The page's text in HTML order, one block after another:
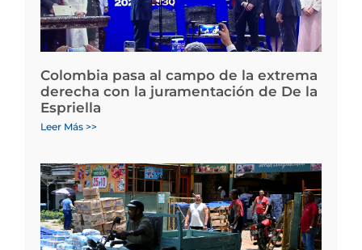
Colombia pasa al campo de la extrema
derecha con la juramentación de De la
Espriella
Leer Más >>